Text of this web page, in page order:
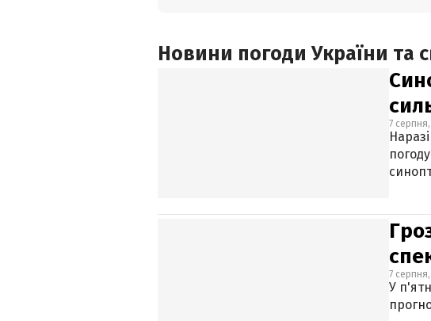
Новини погоди України та
7 серпня,
7 серпня,
У